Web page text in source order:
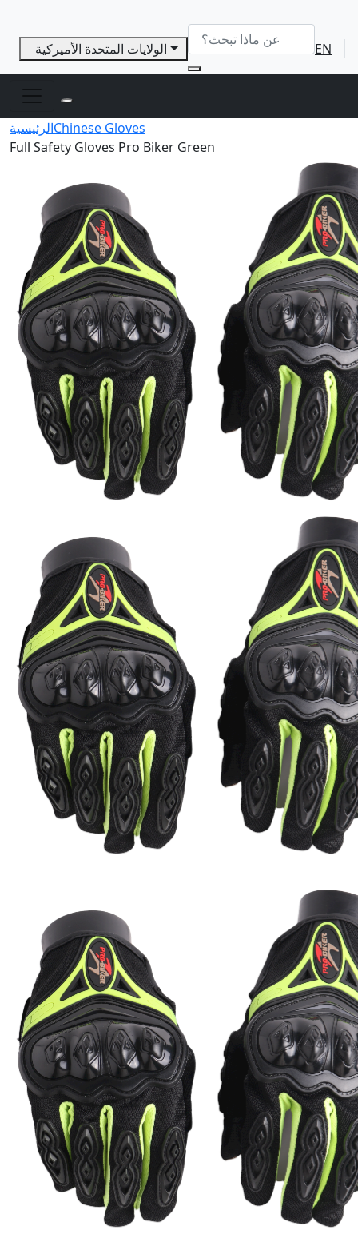
EN
الرئيسيةChinese Gloves
Full Safety Gloves Pro Biker Green